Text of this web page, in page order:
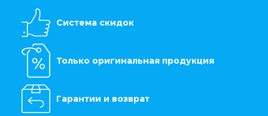
Система скидок
Только оригинальная продукция
Гарантии и возврат